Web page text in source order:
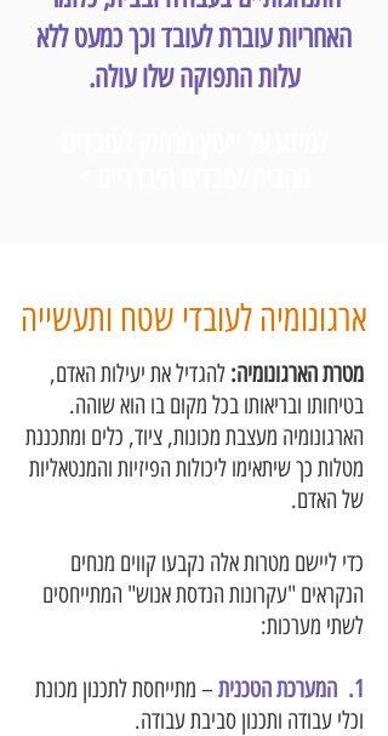
האחריות עוברת לעובד וכך כמעט ללא
עלות התפוקה שלו עולה.
ארגונומיה לעובדי שטח ותעשייה
מטרת הארגונומיה: להגדיל את יעילות האדם,
בטיחותו ובריאותו בכל מקום בו הוא שוהה.
הארגונומיה מעצבת מכונות, ציוד, כלים ומתכננת
מטלות כך שיתאימו ליכולות הפיזיות והמנטאליות
של האדם.
כדי ליישם מטרות אלה נקבעו קווים מנחים
הנקראים "עקרונות הנדסת אנוש" המתייחסים
לשתי מערכות:
1. המערכת הטכנית
– מתייחסת לתכנון מכונת
וכלי עבודה ותכנון סביבת עבודה.